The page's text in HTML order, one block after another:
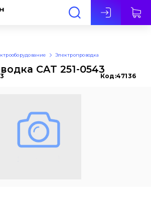
Электропроводка
CAT 251-0543
Код:47136